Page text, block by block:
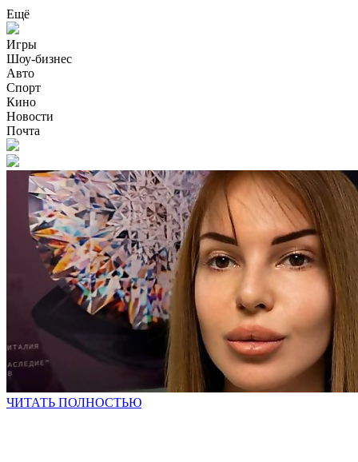
Ещё
Игры
Шоу-бизнес
Авто
Спорт
Кино
Новости
Почта
ЧИТАТЬ ПОЛНОСТЬЮ